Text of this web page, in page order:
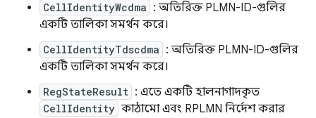
CellIdentityWcdma : অতিরিক্ত PLMN-ID-গুলির
একটি তালিকা সমর্থন করে।
CellIdentityTdscdma : অতিরিক্ত PLMN-ID-গুলির
একটি তালিকা সমর্থন করে।
RegStateResult : এতে একটি হালনাগাদকৃত
CellIdentity কাঠামো এবং RPLMN নির্দেশ করার